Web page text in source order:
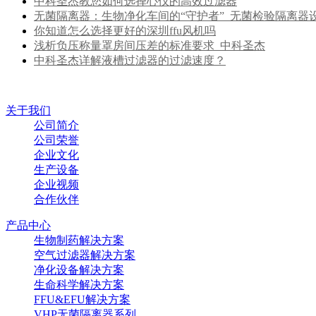
无菌隔离器：生物净化车间的“守护者”_无菌检验隔离器
你知道怎么选择更好的深圳ffu风机吗
浅析负压称量罩房间压差的标准要求_中科圣杰
中科圣杰详解液槽过滤器的过滤速度？
关于我们
公司简介
公司荣誉
企业文化
生产设备
企业视频
合作伙伴
产品中心
生物制药解决方案
空气过滤器解决方案
净化设备解决方案
生命科学解决方案
FFU&EFU解决方案